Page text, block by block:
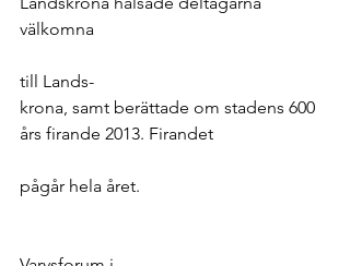
välkomna
till Lands-
krona, samt berättade om stadens 600
års firande 2013. Firandet
pågår hela året.